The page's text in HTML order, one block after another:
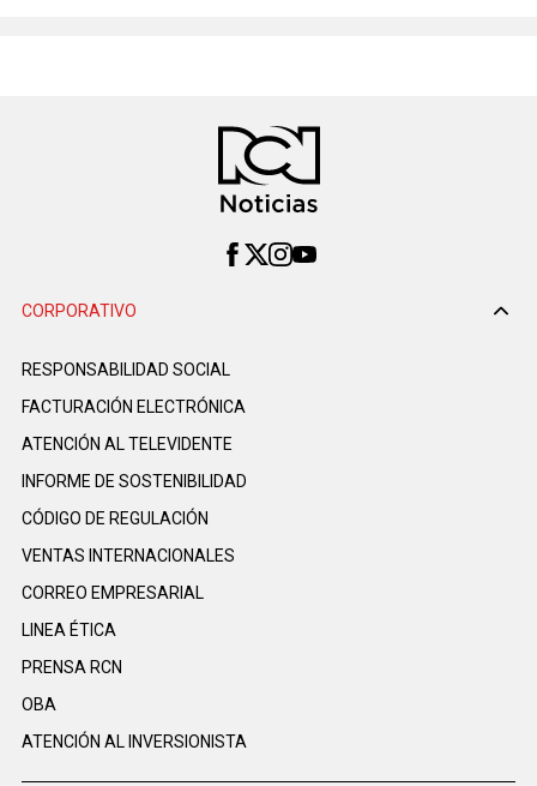
CORPORATIVO
RESPONSABILIDAD SOCIAL
FACTURACIÓN ELECTRÓNICA
ATENCIÓN AL TELEVIDENTE
INFORME DE SOSTENIBILIDAD
CÓDIGO DE REGULACIÓN
VENTAS INTERNACIONALES
CORREO EMPRESARIAL
LINEA ÉTICA
PRENSA RCN
OBA
ATENCIÓN AL INVERSIONISTA